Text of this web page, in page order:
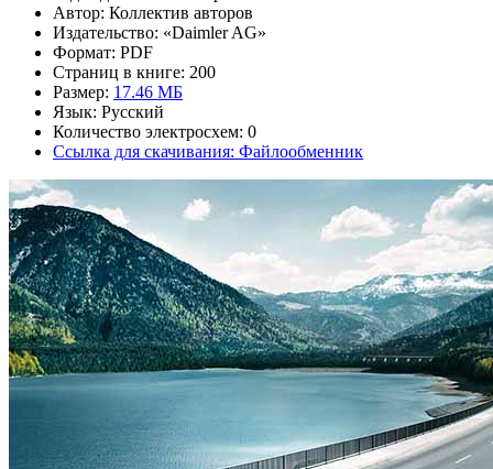
Автор: Коллектив авторов
Издательство: «Daimler AG»
Формат: PDF
Страниц в книге: 200
Размер: 17.46 МБ
Язык: Русский
Количество электросхем: 0
Ссылка для скачивания: Файлообменник